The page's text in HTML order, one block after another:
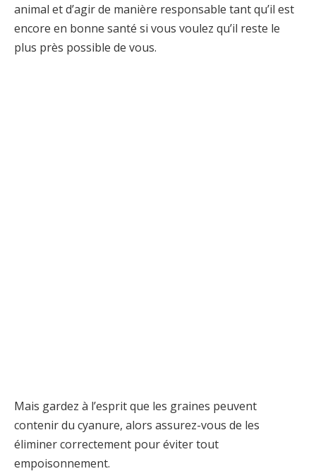
animal et d’agir de manière responsable tant qu’il est
encore en bonne santé si vous voulez qu’il reste le
plus près possible de vous.
Mais gardez à l’esprit que les graines peuvent
contenir du cyanure, alors assurez-vous de les
éliminer correctement pour éviter tout
empoisonnement.